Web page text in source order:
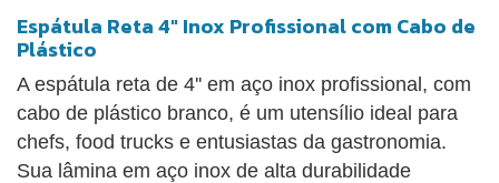
Espátula Reta 4" Inox Profissional com Cabo de
Plástico
A espátula reta de 4'' em aço inox profissional, com
cabo de plástico branco, é um utensílio ideal para
chefs, food trucks e entusiastas da gastronomia.
Sua lâmina em aço inox de alta durabilidade